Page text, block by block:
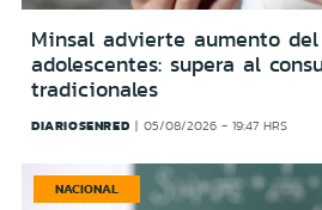
Minsal advierte aumento
adolescentes: supera al
tradicionales
DIARIOSENRED 05/08/2026 - 19:47 HRS
NACIONAL